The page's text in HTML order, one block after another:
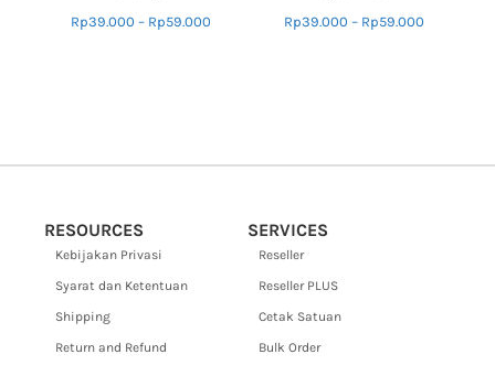
Rp39.000 – Rp59.000 Rp39.000 – Rp59.000
RESOURCES SERVICES
Kebijakan Privasi
Syarat dan Ketentuan
Shipping
Return and Refund
Reseller
Reseller PLUS
Cetak Satuan
Bulk Order